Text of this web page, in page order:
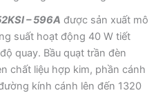
– 596A được sản xuất mô
suất hoạt động 40 W tiết
quay. Bầu quạt trần đèn
chất liệu hợp kim, phần cánh
kính cánh lên đến 1320